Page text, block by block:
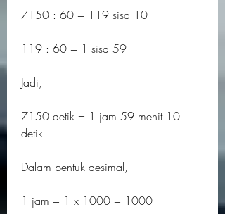
7150 : 60 = 119 sisa 10
119 : 60 = 1 sisa 59
Jadi,
7150 detik = 1 jam 59 menit 10
detik
Dalam bentuk desimal,
1 jam = 1 x 1000 = 1000